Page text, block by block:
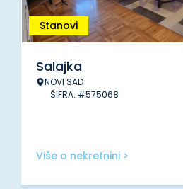
Stanovi
Salajka
NOVI SAD
ŠIFRA: #575068
Više o nekretnini >